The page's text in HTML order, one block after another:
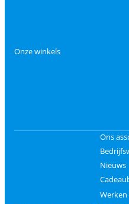
Onze winkels
Ons
Nieuws